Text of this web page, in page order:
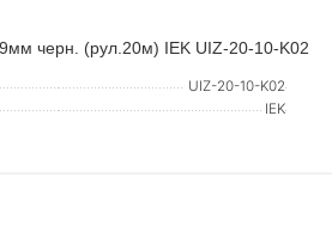
черн. (рул.20м) IEK UIZ-20-10-K02
UIZ-20-10-K02
IEK